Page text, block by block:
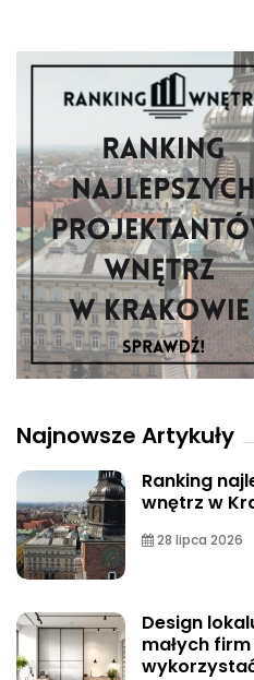
Najnowsze Artykuły
Ranking
wnętrz w
28 lipca 2026
Design
małych